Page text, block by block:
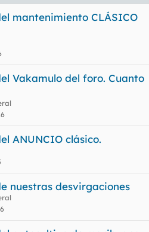
mantenimiento CLÁSICO
Vakamulo del foro. Cuanto
ANUNCIO clásico.
nuestras desvirgaciones